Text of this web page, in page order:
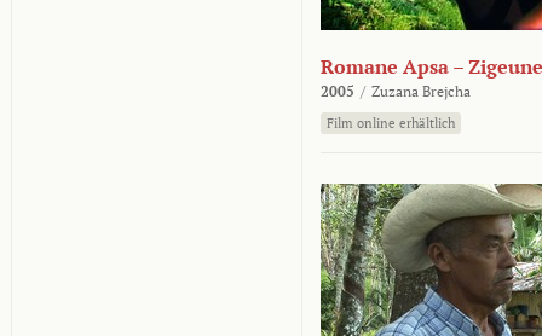
Romane Apsa –
2005 / Zuzana Brejcha
Film online erhältlich